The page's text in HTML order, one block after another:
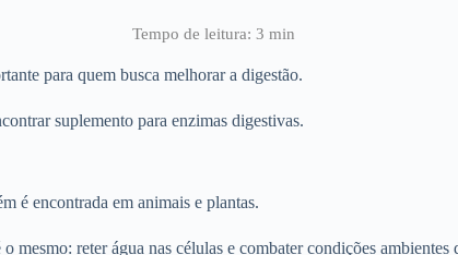
para quem busca melhorar a digestão.
suplemento para enzimas digestivas.
é encontrada em animais e plantas.
reter água nas células e combater condições ambientes